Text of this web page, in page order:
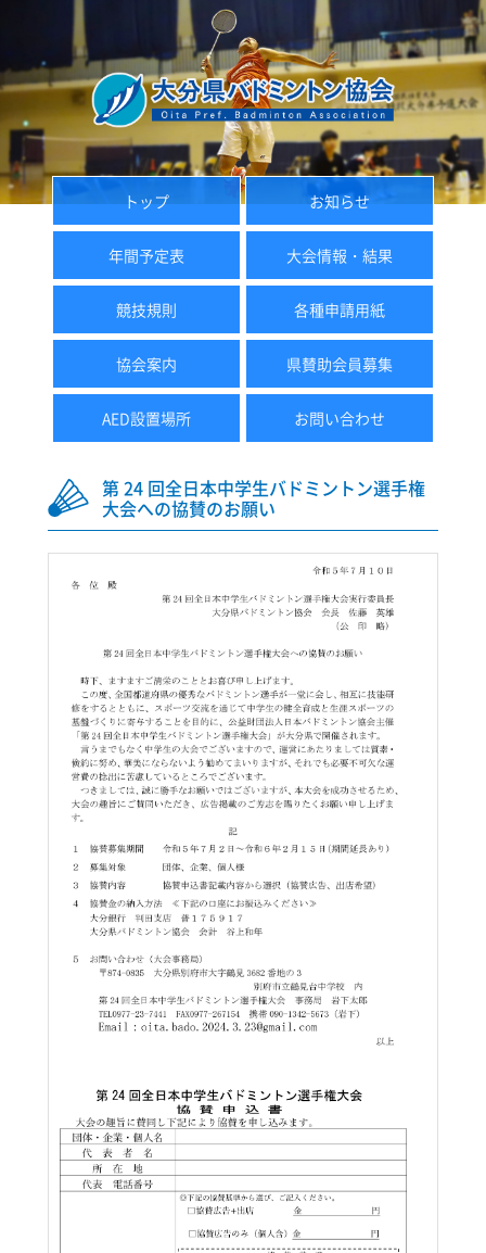
トップ お知らせ
年間予定表 大会情報・結果
競技規則 各種申請用紙
協会案内 県賛助会員募集
AED設置場所 お問い合わせ
第 24 回全日本中学生バドミントン選手権
大会への協賛のお願い